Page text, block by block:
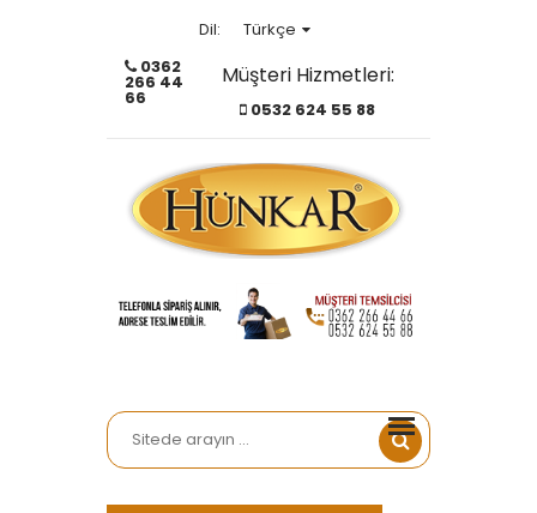
Dil: Türkçe
Türkçe
English
0362
266 44
66
Müşteri Hizmetleri:
0532 624 55 88